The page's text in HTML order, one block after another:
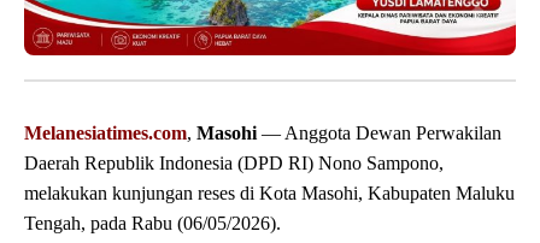
Melanesiatimes.com, Masohi — Anggota Dewan Perwakilan
Daerah Republik Indonesia (DPD RI) Nono Sampono,
melakukan kunjungan reses di Kota Masohi, Kabupaten Maluku
Tengah, pada Rabu (06/05/2026).